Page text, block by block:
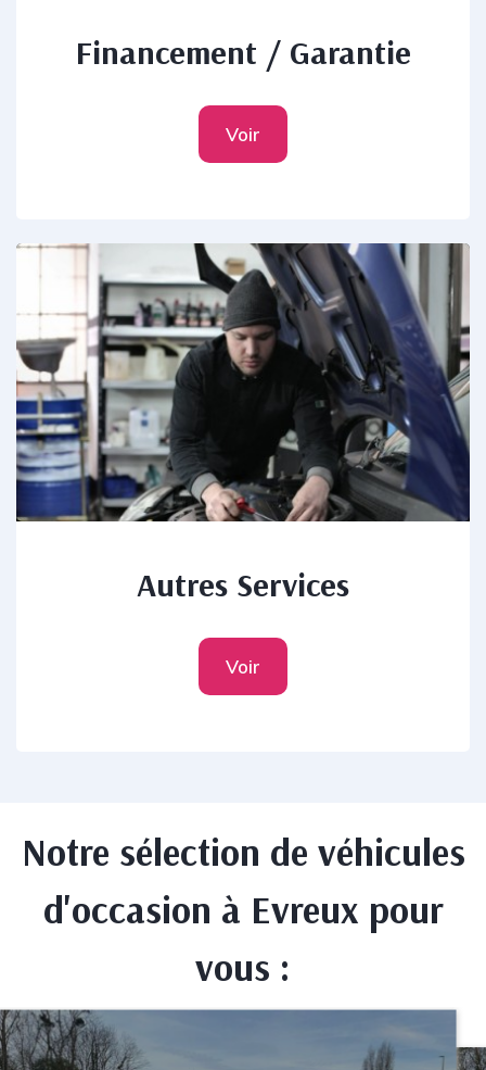
Financement / Garantie
Voir
Autres Services
Voir
Notre sélection de véhicules
d'occasion à Evreux pour
vous :